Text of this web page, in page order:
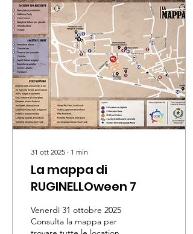
31 ott 2025 ∙ 1 min
La mappa di
RUGINELLOween 7
Venerdì 31 ottobre 2025
Consulta la mappa per